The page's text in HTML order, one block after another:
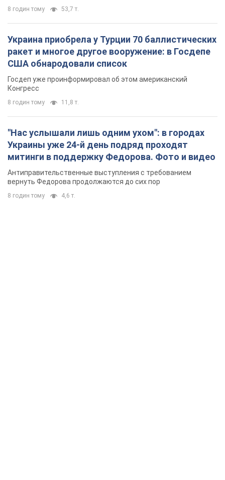
8 годин тому 53,7 т.
Украина приобрела у Турции 70 баллистических
ракет и многое другое вооружение: в Госдепе
США обнародовали список
Госдеп уже проинформировал об этом американский
Конгресс
8 годин тому 11,8 т.
"Нас услышали лишь одним ухом": в городах
Украины уже 24-й день подряд проходят
митинги в поддержку Федорова. Фото и видео
Антиправительственные выступления с требованием
вернуть Федорова продолжаются до сих пор
8 годин тому 4,6 т.